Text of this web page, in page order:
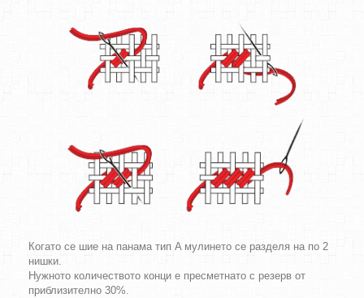
Когато се шие на панама тип A мулинето се разделя на по 2
нишки.
Нужното количеството конци е пресметнато с резерв от
приблизително 30%.